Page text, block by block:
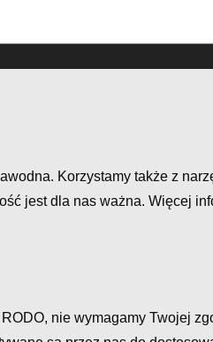
Korzystamy także z
jest dla nas ważna. Więcej
nie wymagamy Twojej